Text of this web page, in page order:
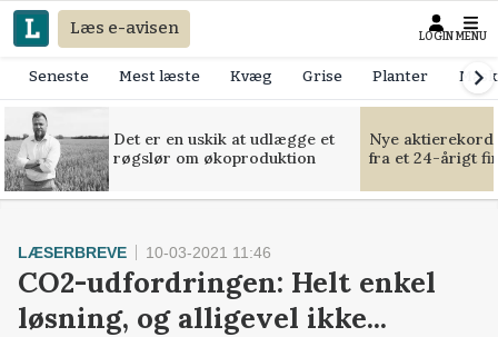
Læs e-avisen LOGIN MENU
Seneste Mest læste Kvæg Grise Planter
Det er en uskik at udlægge et
røgslør om økoproduktion
Nye
fra et 24-årigt
LÆSERBREVE 10-03-2021 11:46
CO2-udfordringen: Helt enkel
løsning, og alligevel ikke...